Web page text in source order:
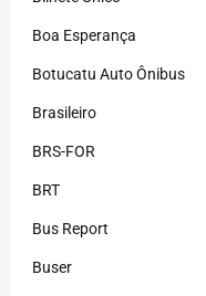
Boa Esperança
Botucatu Auto Ônibus
Brasileiro
BRS-FOR
BRT
Bus Report
Buser